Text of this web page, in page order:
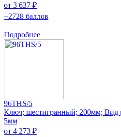
от 3 637 ₽
+2728 баллов
Подробнее
96THS/5
Ключ; шестигранный; 200мм; Вид
5мм
от 4 273 ₽